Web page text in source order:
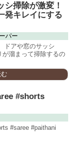
シ掃除が激変！
発キレイにする
パー
ドアや窓のサッシ
が溜まって掃除するの
#shorts
#saree #paithani